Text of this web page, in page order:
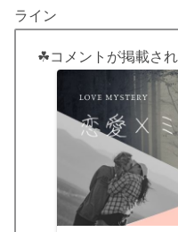
ライン
☘コメントが掲載さ